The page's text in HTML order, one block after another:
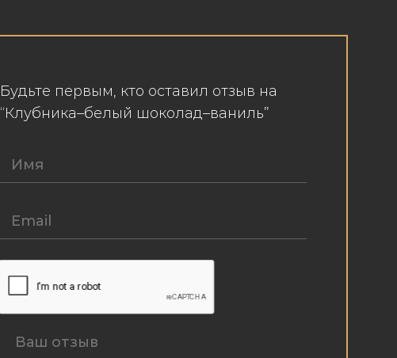
Будьте первым, кто оставил отзыв на
“Клубника–белый шоколад–ваниль”